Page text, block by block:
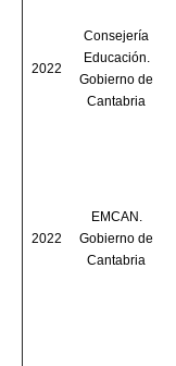
2022
Consejería
Educación.
Gobierno de
Cantabria
2022
EMCAN.
Gobierno de
Cantabria